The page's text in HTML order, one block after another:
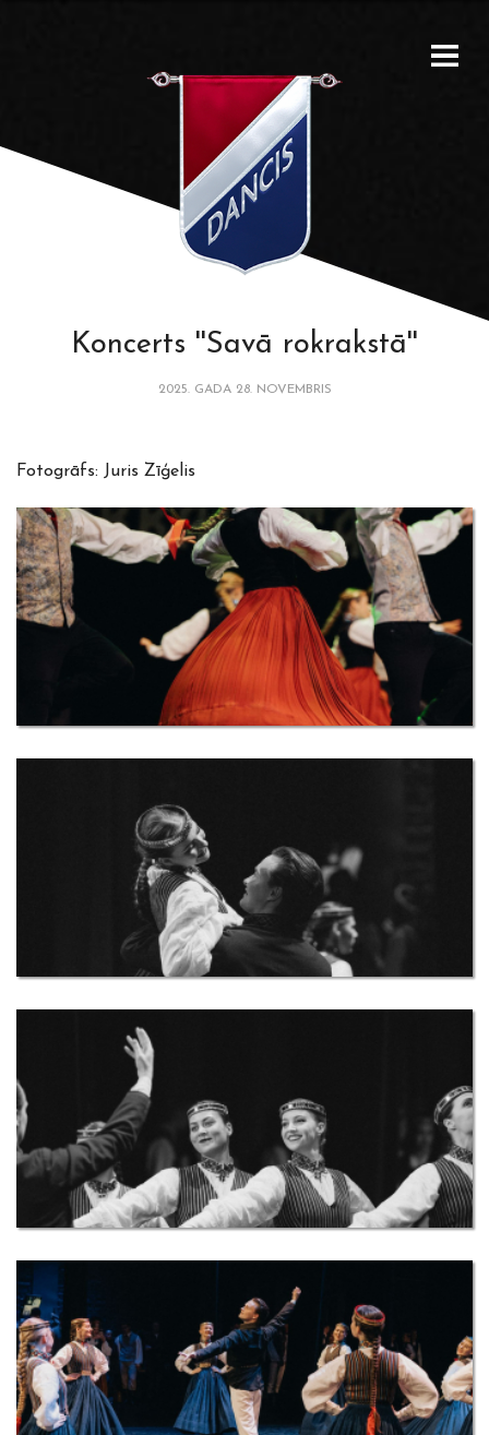
Koncerts ''Savā rokrakstā''
2025. GADA 28. NOVEMBRIS
Fotogrāfs: Juris Zīģelis